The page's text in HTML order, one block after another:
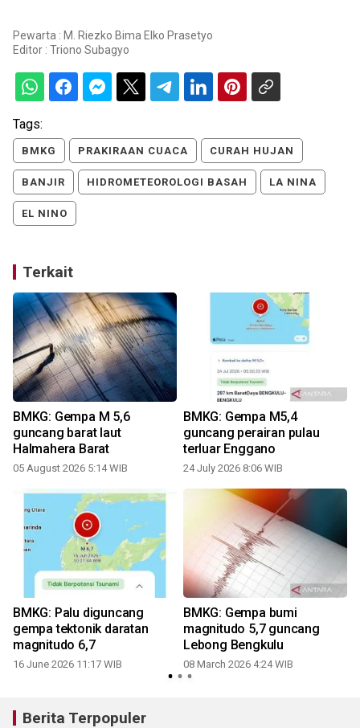
Pewarta : M. Riezko Bima Elko Prasetyo
Editor : Triono Subagyo
Tags:
BMKG PRAKIRAAN CUACA CURAH HUJAN
BANJIR HIDROMETEOROLOGI BASAH LA NINA
EL NINO
Terkait
BMKG: Gempa M 5,6
guncang barat laut
Halmahera Barat
05 August 2026 5:14 WIB
BMKG: Gempa M5,4
guncang perairan pulau
terluar Enggano
24 July 2026 8:06 WIB
BMKG: Palu diguncang
gempa tektonik daratan
magnitudo 6,7
16 June 2026 11:17 WIB
BMKG: Gempa bumi
magnitudo 5,7 guncang
Lebong Bengkulu
08 March 2026 4:24 WIB
Berita Terpopuler